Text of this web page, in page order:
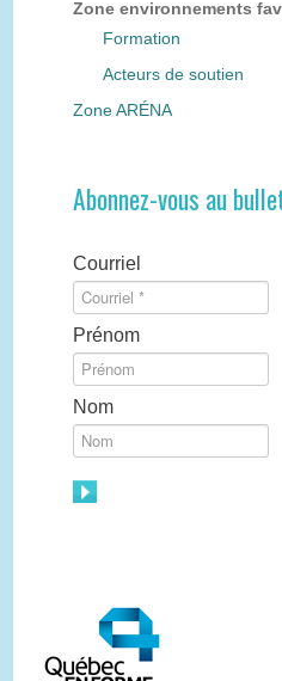
Zone environnements
Formation
Acteurs de soutien
Zone ARÉNA
Abonnez-vous au
Courriel
Prénom
Nom